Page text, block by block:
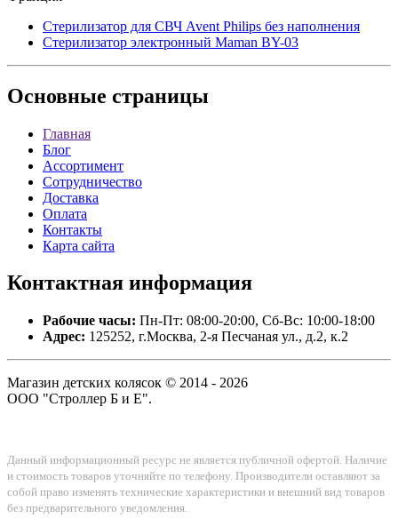
Стерилизатор для СВЧ Avent Philips без наполнения
Стерилизатор электронный Maman BY-03
Основные страницы
Главная
Блог
Ассортимент
Сотрудничество
Доставка
Оплата
Контакты
Карта сайта
Контактная информация
Рабочие часы: Пн-Пт: 08:00-20:00, Сб-Вс: 10:00-18:00
Адрес: 125252, г.Москва, 2-я Песчаная ул., д.2, к.2
Магазин детских колясок © 2014 - 2026
ООО "Строллер Б и Е".
Данный информационный ресурс не является публичной офертой. Наличие
и стоимость товаров уточняйте по телефону. Производители оставляют за
собой право изменять технические характеристики и внешний вид товаров
без предварительного уведомления.